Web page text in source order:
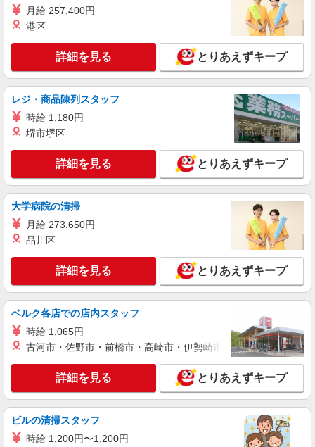
給(規定有) お友達を紹介頂くと, インセンティブ支
給(規定有) ゜・。○。・゜+゜・。○。・゜+゜
派遣社員
株式会社シエロ
【docomo】人気機種に詳しくなれる携帯販売
時給1200円〜1400円 ※給与幅は経験・スキル
による ※残業代支給 ★交通費別途支給（規定あ
り） ゜+゜・。○。・゜+゜・。○。・゜+゜ 入社
祝い金10万円支給(規定有) お友達を紹介頂くと, イ
能（規程有）★ ゜・。○。・゜+゜・。○。・゜
大分県大分市のdocomoショップ
キープ 詳細を見る
紹介予定派遣
株式会社シエロ
【ソフトバンク】の店舗スタッフ
月給240000円〜300800円（経験・能力によ
る） 固定残業代:37300円〜46600円（25時間相
当） ＊時間外勤務の有無にかかわらず固定残業代
は支給されます。また、相当時間を超えて時間外
勤務した場合は1分単位で残業代が追加で支給され
ます。 ※試用期間あり4ヶ月 月給25万円以上 ※
残業代支給 ★交通費別途支給（規定あり） ゜
+゜・。○。・゜+゜・。○。・゜+゜ 入社祝い金10
万円支給(規定有) お友達を紹介頂くと, インセンテ
ィブ支給(規定有) ゜・。○。・゜+゜・。○。・゜
キープ 詳細を見る
派遣社員
株式会社シエロ
人気機種に詳しくなれる携帯販売【au】
月給259200円〜300000円（経験・能力によ
る） ※研修期間6か月・時給1500円〜 ※残業代支
給 ★交通費別途支給（規定あり） ゜+゜・。
○。・゜+゜・。○。・゜+゜ 入社祝い金10万円支
給(規定有) お友達を紹介頂くと, インセンティブ支
給(規定有) ゜・。○。・゜+゜・。○。・゜+゜
大分県大分市の家電量販店
キープ 詳細を見る
派遣社員
月給 257,400円
港区
詳細を見る とりあえずキープ
レジ・商品陳列スタッフ
時給 1,180円
堺市堺区
詳細を見る とりあえずキープ
大学病院の清掃
月給 273,650円
品川区
詳細を見る とりあえずキープ
ベルク各店での店内スタッフ
時給 1,065円
古河市・佐野市・前橋市・高崎市・伊勢崎市・太田市・館林市
詳細を見る とりあえずキープ
ビルの清掃スタッフ
時給 1,200円〜1,200円